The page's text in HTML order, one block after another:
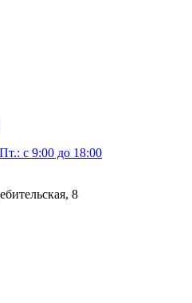
с 9:00 до 18:00
8